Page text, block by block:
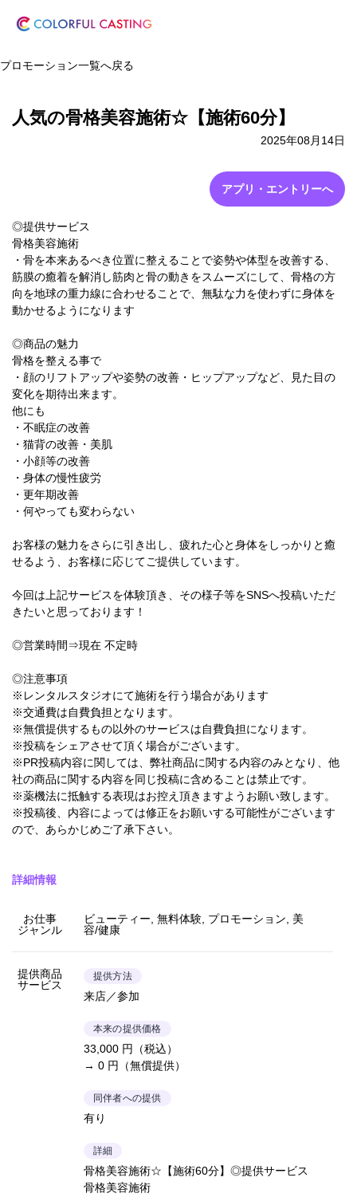
プロモーション一覧へ戻る
人気の骨格美容施術☆【施術60分】
2025年08月14日
アプリ・エントリーへ
◎提供サービス
骨格美容施術
・骨を本来あるべき位置に整えることで姿勢や体型を改善する、
筋膜の癒着を解消し筋肉と骨の動きをスムーズにして、骨格の方
向を地球の重力線に合わせることで、無駄な力を使わずに身体を
動かせるようになります
◎商品の魅力
骨格を整える事で
・顔のリフトアップや姿勢の改善・ヒップアップなど、見た目の
変化を期待出来ます。
他にも
・不眠症の改善
・猫背の改善・美肌
・小顔等の改善
・身体の慢性疲労
・更年期改善
・何やっても変わらない
お客様の魅力をさらに引き出し、疲れた心と身体をしっかりと癒
せるよう、お客様に応じてご提供しています。
今回は上記サービスを体験頂き、その様子等をSNSへ投稿いただ
きたいと思っております！
◎営業時間⇒現在 不定時
◎注意事項
※レンタルスタジオにて施術を行う場合があります
※交通費は自費負担となります。
※無償提供するもの以外のサービスは自費負担になります。
※投稿をシェアさせて頂く場合がございます。
※PR投稿内容に関しては、弊社商品に関する内容のみとなり、他
社の商品に関する内容を同じ投稿に含めることは禁止です。
※薬機法に抵触する表現はお控え頂きますようお願い致します。
※投稿後、内容によっては修正をお願いする可能性がございます
ので、あらかじめご了承下さい。
詳細情報
お仕事
ジャンル
ビューティー, 無料体験, プロモーション, 美
容/健康
提供商品
サービス
提供方法
来店／参加
本来の提供価格
33,000 円（税込）
→ 0 円（無償提供）
同伴者への提供
有り
詳細
骨格美容施術☆【施術60分】◎提供サービス
骨格美容施術